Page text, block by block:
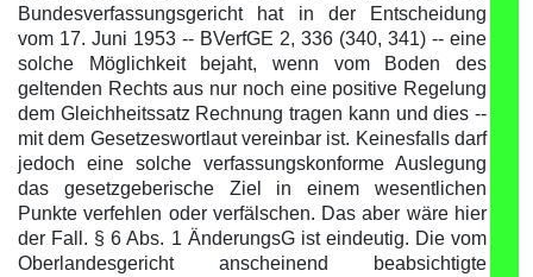
Bundesverfassungsgericht hat in der Entscheidung
vom 17. Juni 1953 -- BVerfGE 2, 336 (340, 341) -- eine
solche Möglichkeit bejaht, wenn vom Boden des
geltenden Rechts aus nur noch eine positive Regelung
dem Gleichheitssatz Rechnung tragen kann und dies --
mit dem Gesetzeswortlaut vereinbar ist. Keinesfalls darf
jedoch eine solche verfassungskonforme Auslegung
das gesetzgeberische Ziel in einem wesentlichen
Punkte verfehlen oder verfälschen. Das aber wäre hier
der Fall. § 6 Abs. 1 ÄnderungsG ist eindeutig. Die vom
Oberlandesgericht anscheinend beabsichtigte